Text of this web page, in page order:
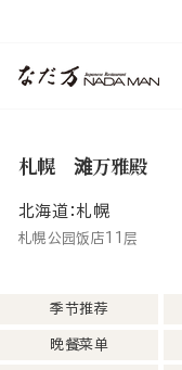
札幌 滩万雅殿
北海道：札幌
札幌公园饭店11层
季节推荐
晚餐菜单